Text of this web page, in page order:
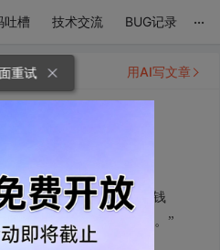
吐槽 技术交流 BUG记录 ...
“说来说去，你总想嫁有钱
多，以后还可以少吃点。”
用AI写文章
重试